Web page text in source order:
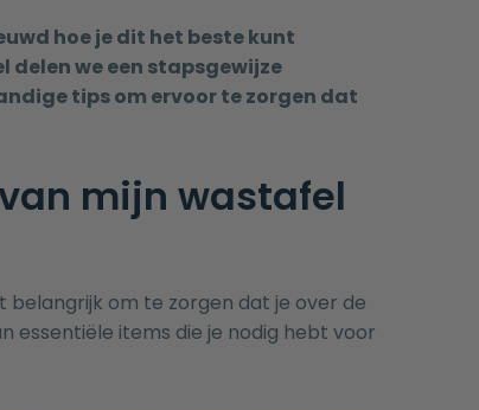
hoe je dit het beste kunt
delen we een stapsgewijze
tips om ervoor te zorgen dat
mijn wastafel
om te zorgen dat je over de
essentiële items die je nodig hebt voor